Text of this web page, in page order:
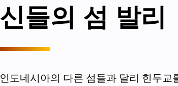
신들의 섬 발리
인도네시아의 다른 섬들과 달리 힌두